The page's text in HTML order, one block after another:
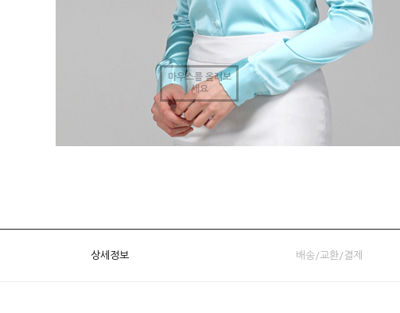
마우스를 올려보
세요
상세정보 배송/교환/결제